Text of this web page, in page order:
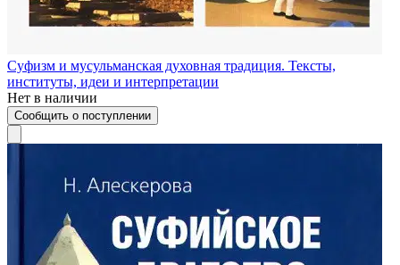
Суфизм и мусульманская духовная традиция. Тексты,
институты, идеи и интерпретации
Нет в наличии
Сообщить о поступлении